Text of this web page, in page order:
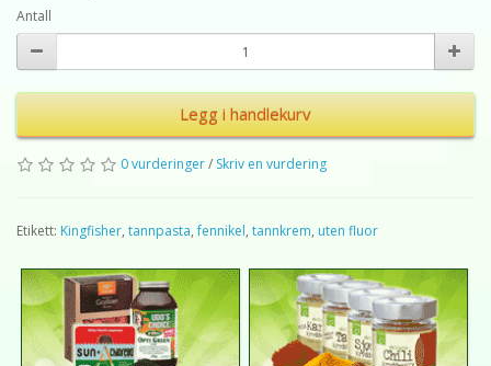
Antall
Legg i handlekurv
0 vurderinger/ Skriv en vurdering
Etikett: Kingfisher, tannpasta,fennikel, tannkrem, uten fluor